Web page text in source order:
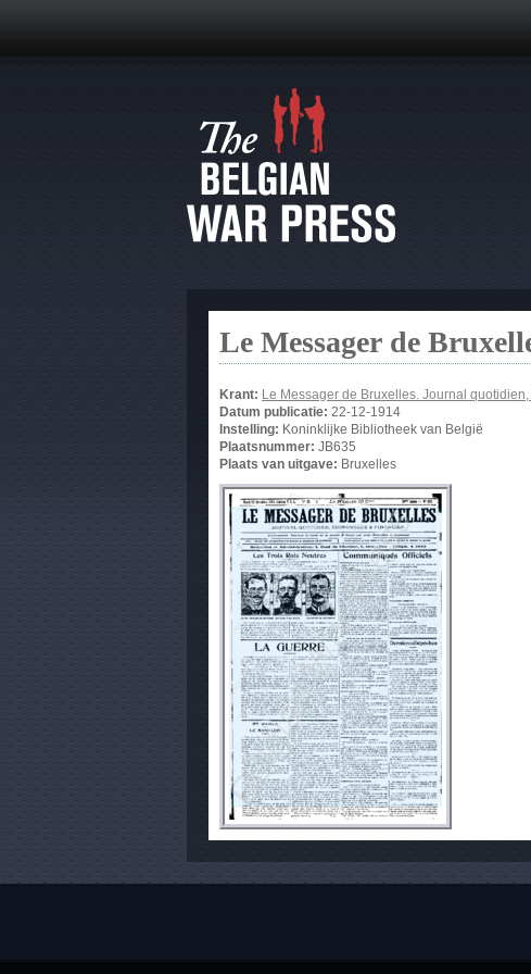
Le Messager de
Krant: Le Messager de Bruxelles. Journal
Datum publicatie: 22-12-1914
Instelling: Koninklijke Bibliotheek van België
Plaatsnummer: JB635
Plaats van uitgave: Bruxelles